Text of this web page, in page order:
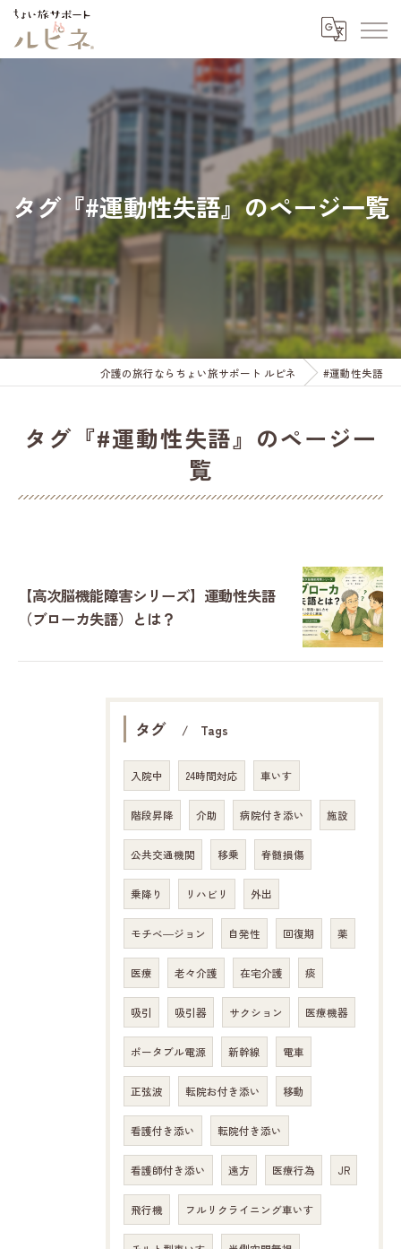
タグ『#運動性失語』のページ一覧
介護の旅行ならちょい旅サポート ルピネ #運動性失語
タグ『#運動性失語』のページ一
覧
【高次脳機能障害シリーズ】運動性失語
（ブローカ失語）とは？
タグ Tags
入院中 24時間対応 車いす
階段昇降 介助 病院付き添い 施設
公共交通機関 移乗 脊髄損傷
乗降り リハビリ 外出
モチベ―ジョン 自発性 回復期 薬
医療 老々介護 在宅介護 痰
吸引 吸引器 サクション 医療機器
ポータブル電源 新幹線 電車
正弦波 転院お付き添い 移動
看護付き添い 転院付き添い
看護師付き添い 遠方 医療行為 JR
飛行機 フルリクライニング車いす